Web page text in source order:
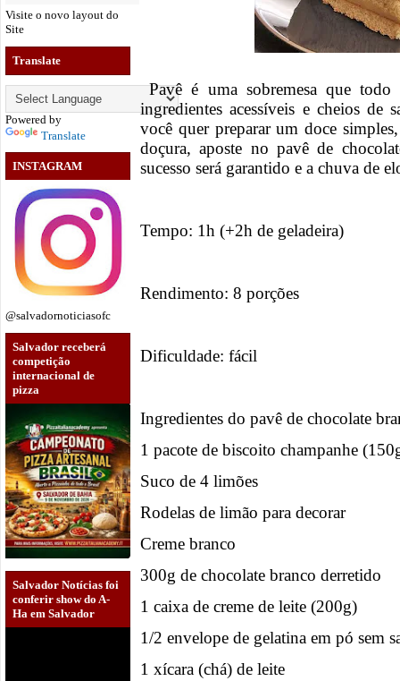
Visite o novo layout do
Site
Translate
Powered by
Translate
INSTAGRAM
@salvadornoticiasofc
Salvador receberá
competição
internacional de
pizza
Salvador Notícias foi
conferir show do A-
Ha em Salvador
Pavê é uma sobremesa que
ingredientes acessíveis e cheios de
você quer preparar um doce
doçura, aposte no pavê de
sucesso será garantido e a chuva de
Tempo: 1h (+2h de geladeira)
Rendimento: 8 porções
Dificuldade: fácil
Ingredientes do pavê de chocolate
1 pacote de biscoito champanhe
Suco de 4 limões
Rodelas de limão para decorar
Creme branco
300g de chocolate branco derretido
1 caixa de creme de leite (200g)
1/2 envelope de gelatina em pó sem
1 xícara (chá) de leite